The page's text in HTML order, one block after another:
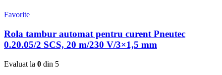
Favorite
Rola tambur automat pentru curent Pneutec
0.20.05/2 SCS, 20 m/230 V/3×1,5 mm
Evaluat la 0 din 5